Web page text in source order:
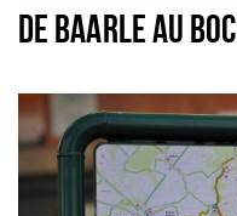
DE BAARLE AU